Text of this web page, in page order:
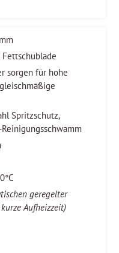
sorgen für hohe
Spritzschutz,
geregelter
Aufheizzeit)